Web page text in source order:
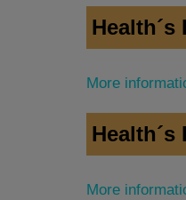
Health´s
More
Health´s
More